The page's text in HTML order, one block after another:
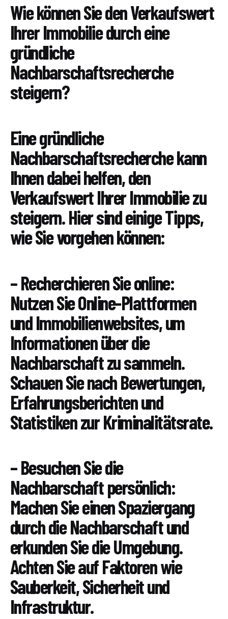
Wie können Sie den Verkaufswert
Ihrer Immobilie durch eine
gründliche
Nachbarschaftsrecherche
steigern?
Eine gründliche
Nachbarschaftsrecherche kann
Ihnen dabei helfen, den
Verkaufswert Ihrer Immobilie zu
steigern. Hier sind einige Tipps,
wie Sie vorgehen können:
– Recherchieren Sie online:
Nutzen Sie Online-Plattformen
und Immobilienwebsites, um
Informationen über die
Nachbarschaft zu sammeln.
Schauen Sie nach Bewertungen,
Erfahrungsberichten und
Statistiken zur Kriminalitätsrate.
– Besuchen Sie die
Nachbarschaft persönlich:
Machen Sie einen Spaziergang
durch die Nachbarschaft und
erkunden Sie die Umgebung.
Achten Sie auf Faktoren wie
Sauberkeit, Sicherheit und
Infrastruktur.